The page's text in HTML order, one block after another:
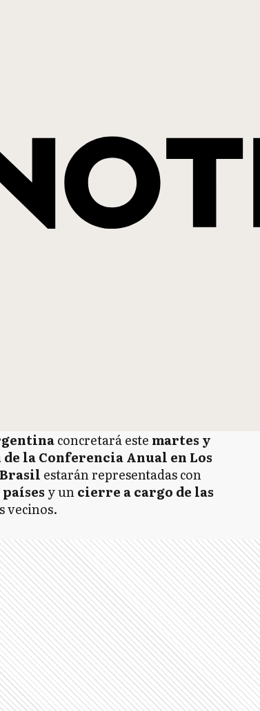
concretará este martes y
la Conferencia Anual en Los
estarán representadas con
y uncierre a cargo de las
vecinos.